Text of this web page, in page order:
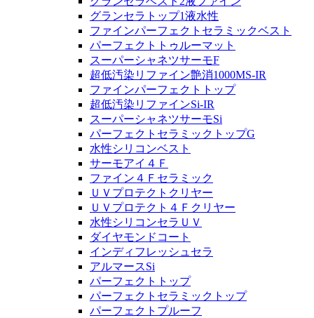
グランセラトップ1液水性
ファインパーフェクトセラミックベスト
パーフェクトトゥルーマット
スーパーシャネツサーモF
超低汚染リファイン艶消1000MS-IR
ファインパーフェクトトップ
超低汚染リファインSi-IR
スーパーシャネツサーモSi
パーフェクトセラミックトップG
水性シリコンベスト
サーモアイ４Ｆ
ファイン４Ｆセラミック
ＵＶプロテクトクリヤー
ＵＶプロテクト４Ｆクリヤー
水性シリコンセラＵＶ
ダイヤモンドコート
インディフレッシュセラ
アルマースSi
パーフェクトトップ
パーフェクトセラミックトップ
パーフェクトプルーフ